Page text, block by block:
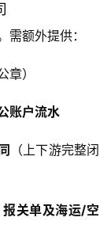
额外提供：
章）
账户流水
（上下游完整闭
关单及海运/空